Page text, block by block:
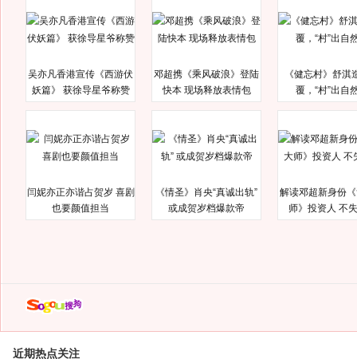
吴亦凡香港宣传《西游伏
妖篇》 获徐导星爷称赞
邓超携《乘风破浪》登陆
快本 现场释放表情包
《健忘村》舒淇
覆，“村”出自
闫妮亦正亦谐占贺岁 喜剧
也要颜值担当
《情圣》肖央“真诚出轨”
或成贺岁档爆款帝
解读邓超新身份
师》投资人 不
近期热点关注